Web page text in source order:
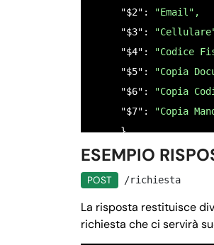
      "ordine":
"2",
      "istruzioni":
    },
    "$5": {
      "nome":
"COPIA
      "tipo":
"file",
      "null":
false,
      "ordine":
"5",
      "istruzioni":
    },
    "$6": {
      "nome":
"COPIA
     "$2":
"Email",
     "$3":
     "$4":
"Codice
     "$5":
"Copia
     "$6":
"Copia
     "$7":
"Copia
     }
}
ESEMPIO
POST /richiesta
La risposta restituisce
richiesta che ci servirà